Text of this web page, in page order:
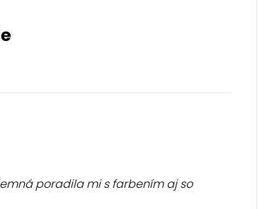
poradila mi s farbením aj so